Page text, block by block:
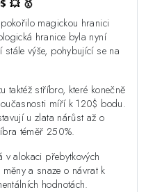
💥 🥇
magickou hranici
hranice byla nyní
výše, pohybující se na
taktéž stříbro, které konečně
míří k 120$ bodu.
u zlata nárůst až o
téměř 250%.
v alokaci přebytkových
a snaze o návrat k
hodnotách.